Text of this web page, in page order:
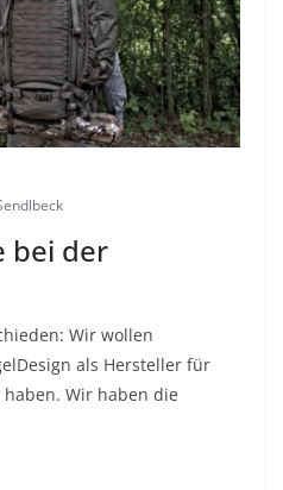
bei der
Wir wollen
als Hersteller für
haben. Wir haben die